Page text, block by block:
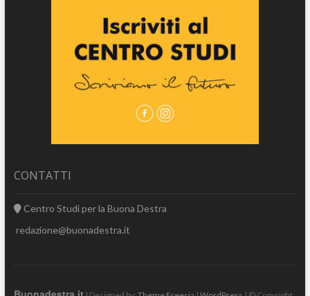
CONTATTI
Centro Studi per la Buona Destra
redazione@buonadestra.it